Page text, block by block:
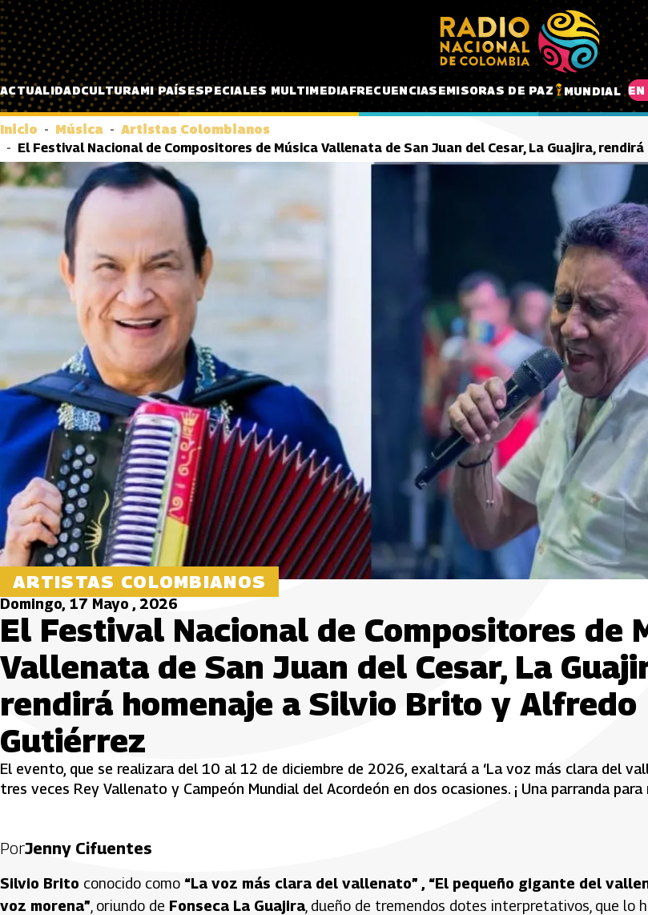
Pasar al contenido principal
ACTUALIDADCULTURAMI PAÍSESPECIALES MULTIMEDIAFRECUENCIASEMISORAS DE PAZ MUNDIAL EN
Inicio Música
Artistas Colombianos
El Festival Nacional de Compositores de Música Vallenata de San Juan del Cesar, La Guajira,
ARTISTAS COLOMBIANOS
Domingo, 17 Mayo , 2026
El Festival Nacional de Compositores de
Vallenata de San Juan del Cesar, La
rendirá homenaje a Silvio Brito y Alfredo
Gutiérrez
El evento, que se realizara del 10 al 12 de diciembre de 2026, exaltará a ‘La voz más clara del
tres veces Rey Vallenato y Campeón Mundial del Acordeón en dos ocasiones. ¡ Una parranda para
PorJenny Cifuentes
Silvio Brito conocido como “La voz más clara del vallenato” , “El pequeño gigante del
voz morena” , oriundo de Fonseca La Guajira , dueño de tremendos dotes interpretativos, que lo